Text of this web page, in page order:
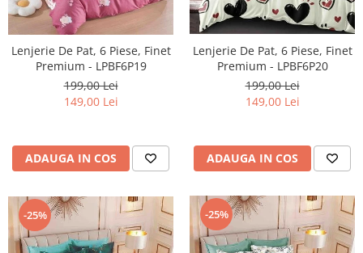
Lenjerie De Pat, 6 Piese, Finet
Premium - LPBF6P19
199,00 Lei
149,00 Lei
ADAUGA IN COS
Lenjerie De Pat, 6 Piese, Finet
Premium - LPBF6P20
199,00 Lei
149,00 Lei
ADAUGA IN COS
-25% -25%